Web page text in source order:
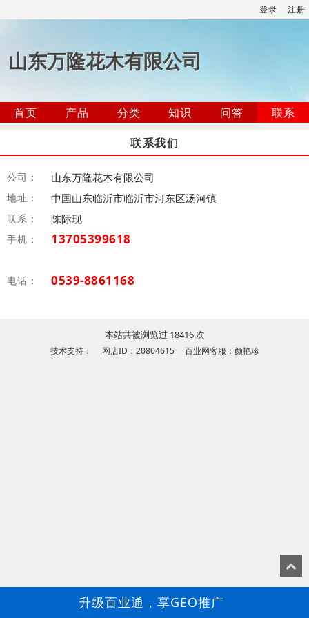
登录 注册
山东万隆花木有限公司
首页 产品 分类 知识 问答
联系
联系我们
公司： 山东万隆花木有限公司
地址： 中国山东临沂市临沂市河东区汤河镇
联系： 陈际现
手机： 13705399618
电话： 0539-8861168
本站共被浏览过 18416 次
技术支持： 网店ID：20804615 百业网客服：颜艳珍
升级百业通，享GEO推广